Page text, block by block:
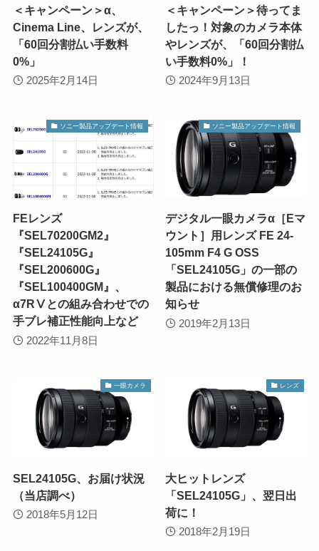
＜キャンペーン＞α、
Cinema Line、レンズが、
「60回分割払い手数料
0%」
2025年2月14日
＜キャンペーン＞待ってま
したっ！対象のカメラ本体
やレンズが、「60回分割払
い手数料0%」！
2024年9月13日
ソニー製品アップデート情報
FEレンズ
『SEL70200GM2』
『SEL24105G』
『SEL200600G』
『SEL100400GM』、
α7RⅤとの組み合わせでの
手ブレ補正性能向上など
2022年11月8日
ソニー製品アップデート情報
デジタル一眼カメラα［Eマ
ウント］用レンズ FE 24-
105mm F4 G OSS
「SEL24105G」の一部の
製品における無償修理のお
知らせ
2019年2月13日
一眼カメラ
SEL24105G、お届け状況
（当店調べ）
2018年5月12日
レンズ
大ヒットレンズ
「SEL24105G」、翌日出
荷に！
2018年2月19日